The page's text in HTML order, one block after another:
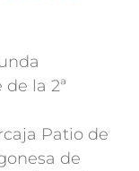
la 2ª
Patio de
de